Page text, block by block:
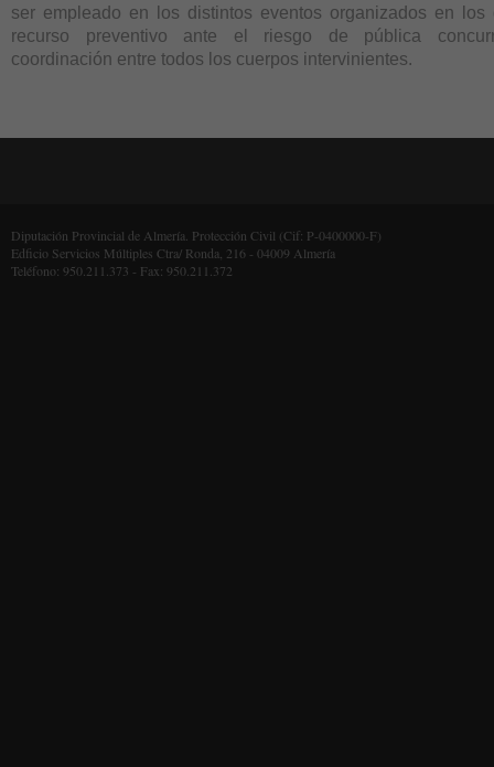
ser empleado en los distintos eventos organizados en los
recurso preventivo ante el riesgo de pública
coordinación entre todos los cuerpos intervinientes.
Diputación Provincial de Almería. Protección Civil (Cif: P-0400000-F)
Edficio Servicios Múltiples Ctra/ Ronda, 216 - 04009 Almería
Teléfono: 950.211.373 - Fax: 950.211.372